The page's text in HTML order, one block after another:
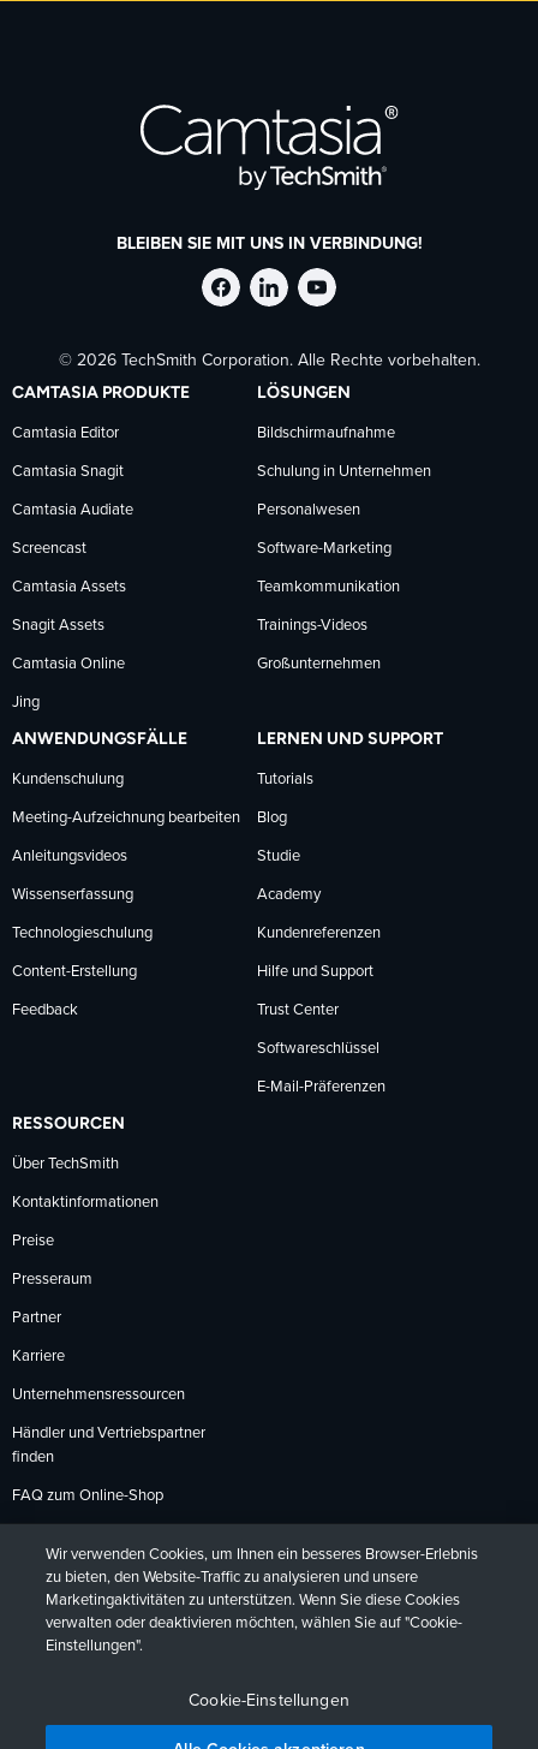
BLEIBEN SIE MIT UNS IN VERBINDUNG!
TechSmith
auf
Facebook
folgen
TechSmith
auf
LinkedIn
folgen
TechSmith
auf
YouTube
folgen
© 2026 TechSmith Corporation. Alle Rechte vorbehalten.
CAMTASIA PRODUKTE
Camtasia Editor
Camtasia Snagit
Camtasia Audiate
Screencast
Camtasia Assets
Snagit Assets
Camtasia Online
Jing
LÖSUNGEN
Bildschirmaufnahme
Schulung in Unternehmen
Personalwesen
Software-Marketing
Teamkommunikation
Trainings-Videos
Großunternehmen
ANWENDUNGSFÄLLE
Kundenschulung
Meeting-Aufzeichnung bearbeiten
Anleitungsvideos
Wissenserfassung
Technologieschulung
Content-Erstellung
Feedback
LERNEN UND SUPPORT
Tutorials
Blog
Studie
Academy
Kundenreferenzen
Hilfe und Support
Trust Center
Softwareschlüssel
E-Mail-Präferenzen
RESSOURCEN
Über TechSmith
Kontaktinformationen
Preise
Presseraum
Partner
Karriere
Unternehmensressourcen
Händler und Vertriebspartner
finden
FAQ zum Online-Shop
Rückgabebedingungen
DeutschFrançaisEspañol日本語
Wir verwenden Cookies, um Ihnen ein besseres Browser-Erlebnis
zu bieten, den Website-Traffic zu analysieren und unsere
Marketingaktivitäten zu unterstützen. Wenn Sie diese Cookies
verwalten oder deaktivieren möchten, wählen Sie auf "Cookie-
Einstellungen".
Cookie-Einstellungen